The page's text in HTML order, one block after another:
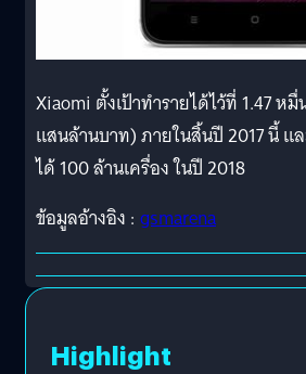
Xiaomi ตั้งเป้าทำรายได้ไว้ที่ 1.47
แสนล้านบาท) ภายในสิ้นปี 2017 นี้ แ
ได้ 100 ล้านเครื่อง ในปี 2018
ข้อมูลอ้างอิง : gsmarena
Highlight